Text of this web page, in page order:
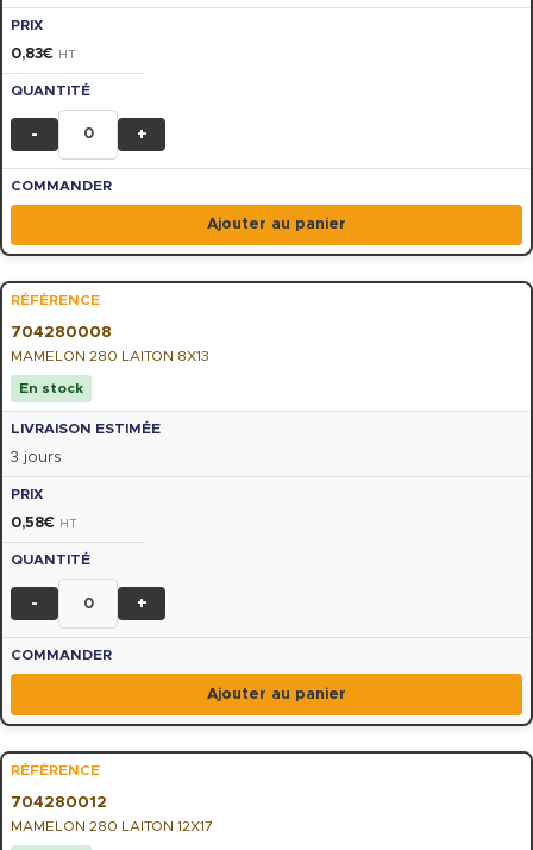
0,83€ HT
- +
Ajouter au panier
704280008
MAMELON 280 LAITON 8X13
En stock
3 jours
0,58€ HT
- +
Ajouter au panier
704280012
MAMELON 280 LAITON 12X17